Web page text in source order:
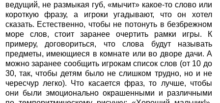
ведущий, не размыкая губ, «мычит» какое-то слово или
короткую фразу, а игроки угадывают, что он хотел
сказать. Естественно, чтобы не потонуть в безбрежном
море слов, стоит заранее очертить рамки игры. К
примеру, договориться, что слова будут называть
предметы, имеющиеся в комнате или во дворе дачи. А
можно заранее сообщить игрокам список слов (от 10 до
30, так, чтобы детям было не слишком трудно, но и не
чересчур легко). Что касается фраз, то лучше, чтобы
они были эмоционально окрашенными и различными